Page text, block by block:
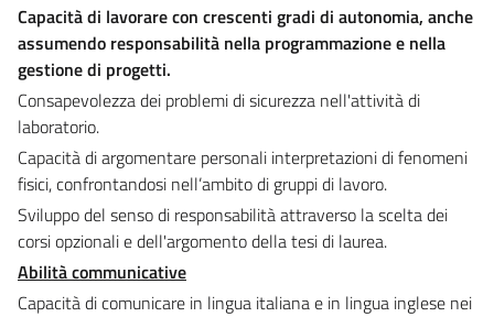
Capacità di lavorare con crescenti gradi di autonomia, anche
assumendo responsabilità nella programmazione e nella
gestione di progetti.
Consapevolezza dei problemi di sicurezza nell'attività di
laboratorio.
Capacità di argomentare personali interpretazioni di fenomeni
fisici, confrontandosi nell’ambito di gruppi di lavoro.
Sviluppo del senso di responsabilità attraverso la scelta dei
corsi opzionali e dell'argomento della tesi di laurea.
Abilità communicative
Capacità di comunicare in lingua italiana e in lingua inglese nei